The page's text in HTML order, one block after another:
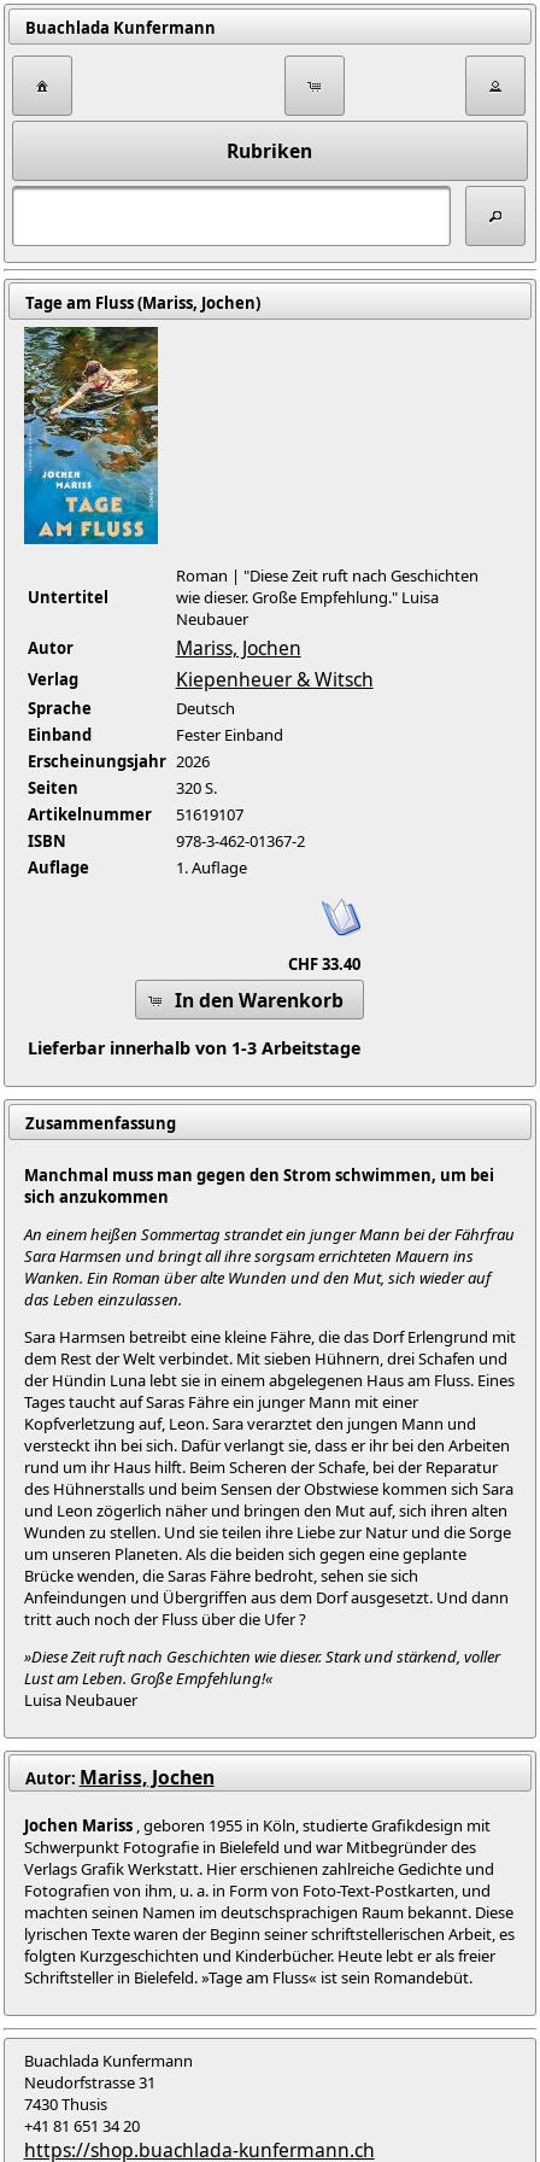
Buachlada Kunfermann
Rubriken
Tage am Fluss (Mariss, Jochen)
Untertitel
Roman | "Diese Zeit ruft nach Geschichten
wie dieser. Große Empfehlung." Luisa
Neubauer
Autor
Mariss, Jochen
Verlag Kiepenheuer & Witsch
Sprache
Deutsch
Einband
Fester Einband
Erscheinungsjahr 2026
Seiten
320 S.
Artikelnummer
51619107
ISBN
978-3-462-01367-2
Auflage
1. Auflage
CHF 33.40
In den Warenkorb
Lieferbar innerhalb von 1-3 Arbeitstage
Zusammenfassung
Manchmal muss man gegen den Strom schwimmen, um bei
sich anzukommen
An einem heißen Sommertag strandet ein junger Mann bei der Fährfrau
Sara Harmsen und bringt all ihre sorgsam errichteten Mauern ins
Wanken. Ein Roman über alte Wunden und den Mut, sich wieder auf
das Leben einzulassen.
Sara Harmsen betreibt eine kleine Fähre, die das Dorf Erlengrund mit
dem Rest der Welt verbindet. Mit sieben Hühnern, drei Schafen und
der Hündin Luna lebt sie in einem abgelegenen Haus am Fluss. Eines
Tages taucht auf Saras Fähre ein junger Mann mit einer
Kopfverletzung auf, Leon. Sara verarztet den jungen Mann und
versteckt ihn bei sich. Dafür verlangt sie, dass er ihr bei den Arbeiten
rund um ihr Haus hilft. Beim Scheren der Schafe, bei der Reparatur
des Hühnerstalls und beim Sensen der Obstwiese kommen sich Sara
und Leon zögerlich näher und bringen den Mut auf, sich ihren alten
Wunden zu stellen. Und sie teilen ihre Liebe zur Natur und die Sorge
um unseren Planeten. Als die beiden sich gegen eine geplante
Brücke wenden, die Saras Fähre bedroht, sehen sie sich
Anfeindungen und Übergriffen aus dem Dorf ausgesetzt. Und dann
tritt auch noch der Fluss über die Ufer ?
»Diese Zeit ruft nach Geschichten wie dieser. Stark und stärkend, voller
Lust am Leben. Große Empfehlung!«
Luisa Neubauer
Autor: Mariss, Jochen
Jochen Mariss, geboren 1955 in Köln, studierte Grafikdesign mit
Schwerpunkt Fotografie in Bielefeld und war Mitbegründer des
Verlags Grafik Werkstatt. Hier erschienen zahlreiche Gedichte und
Fotografien von ihm, u. a. in Form von Foto-Text-Postkarten, und
machten seinen Namen im deutschsprachigen Raum bekannt. Diese
lyrischen Texte waren der Beginn seiner schriftstellerischen Arbeit, es
folgten Kurzgeschichten und Kinderbücher. Heute lebt er als freier
Schriftsteller in Bielefeld. »Tage am Fluss« ist sein Romandebüt.
Buachlada Kunfermann
Neudorfstrasse 31
7430 Thusis
+41 81 651 34 20
https://shop.buachlada-kunfermann.ch